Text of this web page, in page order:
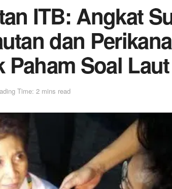
ITB: Angkat
dan
Paham Soal Laut
Time: 2 mins read